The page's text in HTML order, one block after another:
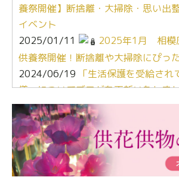
養祭開催】断捨離・大掃除・思い出
イベント
2025/01/11
2025年1月 相模
供養祭開催！断捨離や大掃除にぴっ
2024/06/19 「生活保護を受給され
儀」についてブログを更新いたしま
2024/03/06【終活なるほど教室】
ぶ！はじめてのお葬式」小さな家族
瀬 ご参加ありがとうございました
2024/01/19令和6年能登半島地震
告